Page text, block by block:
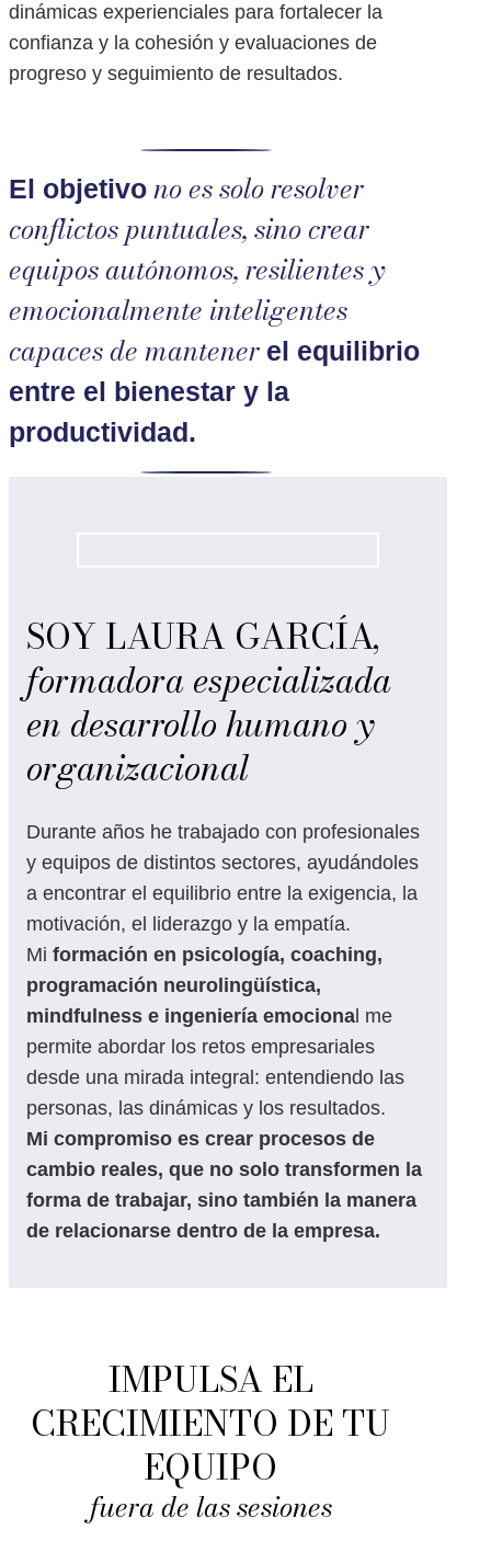
dinámicas experienciales para fortalecer la
confianza y la cohesión y evaluaciones de
progreso y seguimiento de resultados.
El objetivo no es solo resolver
conflictos puntuales, sino crear
equipos autónomos, resilientes y
emocionalmente inteligentes
capaces de mantener el equilibrio
entre el bienestar y la
productividad.
SOY LAURA GARCÍA,
formadora especializada
en desarrollo humano y
organizacional
Durante años he trabajado con profesionales
y equipos de distintos sectores, ayudándoles
a encontrar el equilibrio entre la exigencia, la
motivación, el liderazgo y la empatía.
Mi formación en psicología, coaching,
programación neurolingüística,
mindfulness e ingeniería emocional me
permite abordar los retos empresariales
desde una mirada integral: entendiendo las
personas, las dinámicas y los resultados.
Mi compromiso es crear procesos de
cambio reales, que no solo transformen la
forma de trabajar, sino también la manera
de relacionarse dentro de la empresa.
IMPULSA EL
CRECIMIENTO DE TU
EQUIPO
fuera de las sesiones